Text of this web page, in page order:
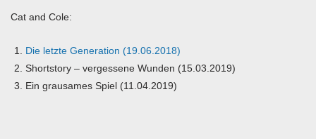
Cat and Cole:
Die letzte Generation (19.06.2018)
Shortstory – vergessene Wunden (15.03.2019)
Ein grausames Spiel (11.04.2019)